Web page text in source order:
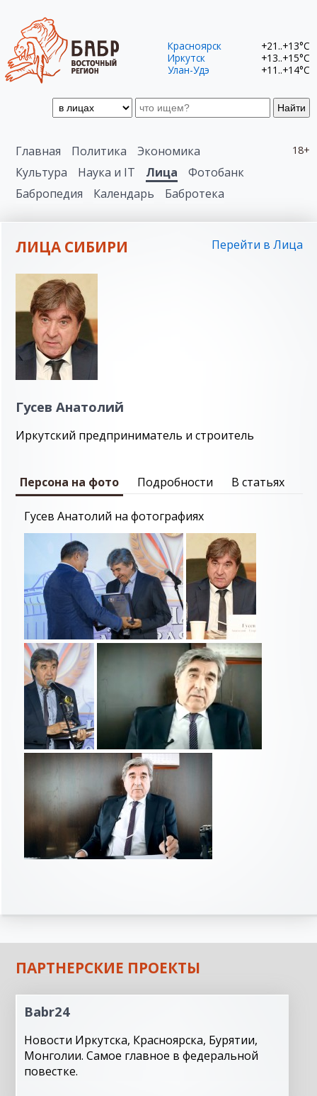
Найти
Красноярск
+21..+13°C
Иркутск
+13..+15°C
Улан-Удэ
+11..+14°C
18+
Главная Политика
Экономика
Культура
Наука и IT Лица
Фотобанк
Бабропедия
Календарь Бабротека
ЛИЦА СИБИРИ Перейти в Лица
Гусев Анатолий
Иркутский предприниматель и строитель
Персона на фото Подробности В статьях
Гусев Анатолий на фотографиях
ПАРТНЕРСКИЕ ПРОЕКТЫ
Babr24
Новости Иркутска, Красноярска, Бурятии,
Монголии. Самое главное в федеральной
повестке.